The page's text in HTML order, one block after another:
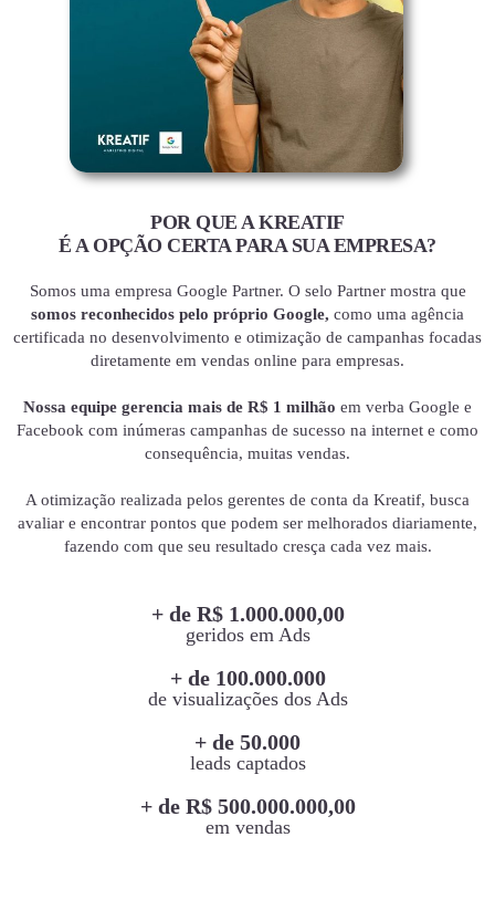
POR QUE A KREATIF
É A OPÇÃO CERTA PARA SUA EMPRESA?
Somos uma empresa Google Partner. O selo Partner mostra que
somos reconhecidos pelo próprio Google, como uma agência
certificada no desenvolvimento e otimização de campanhas focadas
diretamente em vendas online para empresas.
Nossa equipe gerencia mais de R$ 1 milhão em verba Google e
Facebook com inúmeras campanhas de sucesso na internet e como
consequência, muitas vendas.
A otimização realizada pelos gerentes de conta da Kreatif, busca
avaliar e encontrar pontos que podem ser melhorados diariamente,
fazendo com que seu resultado cresça cada vez mais.
+ de R$ 1.000.000,00
geridos em Ads
+ de 100.000.000
de visualizações dos Ads
+ de 50.000
leads captados
+ de R$ 500.000.000,00
em vendas